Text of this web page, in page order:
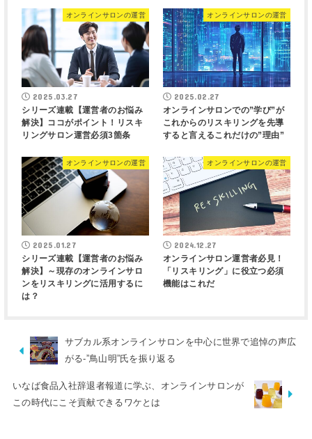
オンラインサロンの運営
2025.03.27
シリーズ連載【運営者のお悩み
解決】ココがポイント！リスキ
リングサロン運営必須3箇条
オンラインサロンの運営
2025.02.27
オンラインサロンでの”学び”が
これからのリスキリングを先導
すると言えるこれだけの”理由”
オンラインサロンの運営
2025.01.27
シリーズ連載【運営者のお悩み
解決】～現存のオンラインサロ
ンをリスキリングに活用するに
は？
オンラインサロンの運営
2024.12.27
オンラインサロン運営者必見！
「リスキリング」に役立つ必須
機能はこれだ
サブカル系オンラインサロンを中心に世界で追悼の声広
がる-”鳥山明”氏を振り返る
いなば食品入社辞退者報道に学ぶ、オンラインサロンが
この時代にこそ貢献できるワケとは